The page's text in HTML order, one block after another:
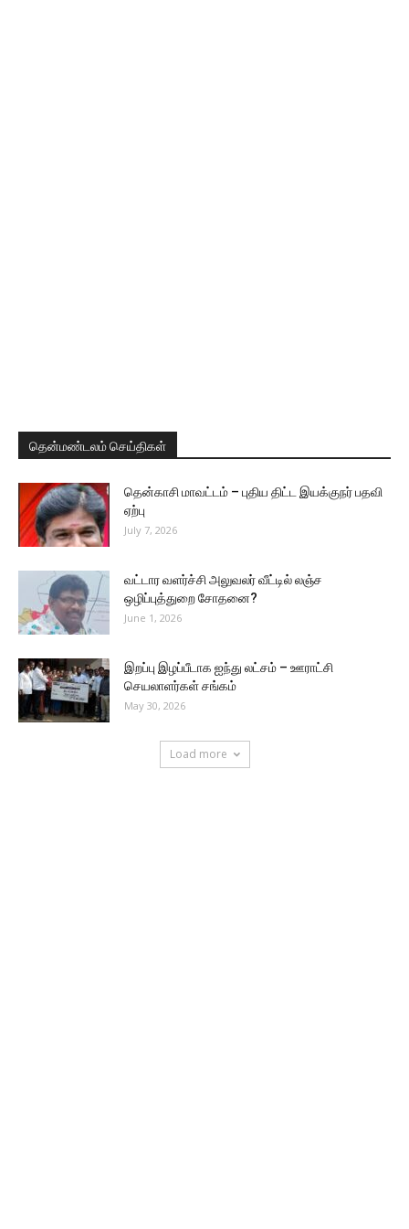
தென்மண்டலம் செய்திகள்
தென்காசி மாவட்டம் – புதிய திட்ட இயக்குநர் பதவி
ஏற்பு
July 7, 2026
வட்டார வளர்ச்சி அலுவலர் வீட்டில் லஞ்ச
ஒழிப்புத்துறை சோதனை?
June 1, 2026
இறப்பு இழப்பீடாக ஐந்து லட்சம் – ஊராட்சி
செயலாளர்கள் சங்கம்
May 30, 2026
Load more